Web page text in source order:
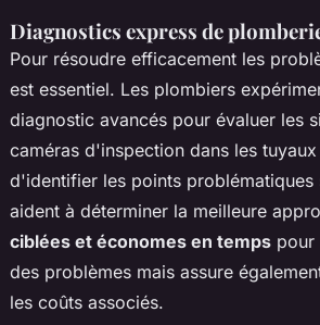
Diagnostics express de
Pour résoudre efficacement les
est essentiel. Les plombiers
diagnostic avancés pour évaluer les
caméras d'inspection dans les
d'identifier les points
aident à déterminer la meilleure
ciblées et économes en temps pour
des problèmes mais assure
les coûts associés.